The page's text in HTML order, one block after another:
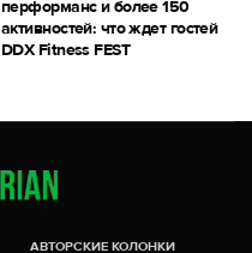
перформанс и более 150
активностей: что ждет гостей
DDX Fitness FEST
АВТОРСКИЕ КОЛОНКИ